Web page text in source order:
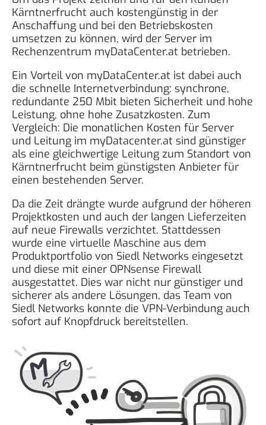
Kärntnerfrucht auch kostengünstig in der
Anschaffung und bei den Betriebskosten
umsetzen zu können, wird der Server im
Rechenzentrum myDataCenter.at betrieben.
Ein Vorteil von myDataCenter.at ist dabei auch
die schnelle Internetverbindung: synchrone,
redundante 250 Mbit bieten Sicherheit und hohe
Leistung, ohne hohe Zusatzkosten. Zum
Vergleich: Die monatlichen Kosten für Server
und Leitung im myDatacenter.at sind günstiger
als eine gleichwertige Leitung zum Standort von
Kärntnerfrucht beim günstigsten Anbieter für
einen bestehenden Server.
Da die Zeit drängte wurde aufgrund der höheren
Projektkosten und auch der langen Lieferzeiten
auf neue Firewalls verzichtet. Stattdessen
wurde eine virtuelle Maschine aus dem
Produktportfolio von Siedl Networks eingesetzt
und diese mit einer OPNsense Firewall
ausgestattet. Dies war nicht nur günstiger und
sicherer als andere Lösungen, das Team von
Siedl Networks konnte die VPN-Verbindung auch
sofort auf Knopfdruck bereitstellen.